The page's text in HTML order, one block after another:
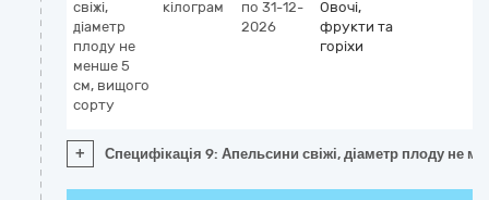
свіжі,
діаметр
плоду не
менше 5
см, вищого
сорту
кілограм
по 31-12-
2026
Овочі,
фрукти та
горіхи
+ Специфікація 9: Апельсини свіжі, діаметр плоду не